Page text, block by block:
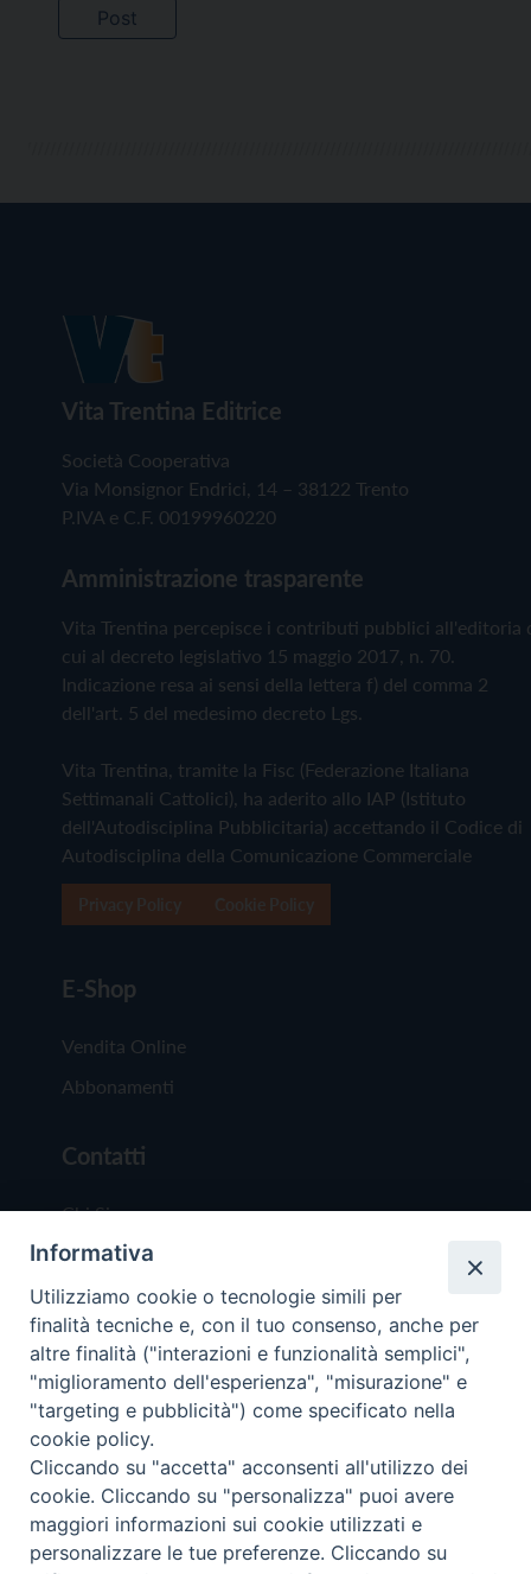
Vita Trentina Editrice
Società Cooperativa
Via Monsignor Endrici, 14 – 38122 Trento
P.IVA e C.F. 00199960220
Amministrazione trasparente
Vita Trentina percepisce i contributi pubblici all'editoria
cui al decreto legislativo 15 maggio 2017, n. 70.
Indicazione resa ai sensi della lettera f) del comma 2
dell'art. 5 del medesimo decreto Lgs.
Vita Trentina, tramite la Fisc (Federazione Italiana
Settimanali Cattolici), ha aderito allo IAP (Istituto
dell'Autodisciplina Pubblicitaria) accettando il Codice di
Autodisciplina della Comunicazione Commerciale
E-Shop
Vendita Online
Abbonamenti
Contatti
Chi Siamo
Redazione
Scrivici
Copyright © 2019 - Tutti i diritti riservati - Vita
Trentina Editrice
Privacy Policy
Informativa
Utilizziamo cookie o tecnologie simili per
finalità tecniche e, con il tuo consenso, anche per
altre finalità ("interazioni e funzionalità semplici",
"miglioramento dell'esperienza", "misurazione" e
"targeting e pubblicità") come specificato nella
cookie policy.
Cliccando su "accetta" acconsenti all'utilizzo dei
cookie. Cliccando su "personalizza" puoi avere
maggiori informazioni sui cookie utilizzati e
personalizzare le tue preferenze. Cliccando su